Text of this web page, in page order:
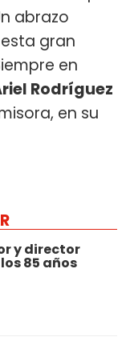
abrazo
gran
en
Rodríguez
en su
y director
85 años